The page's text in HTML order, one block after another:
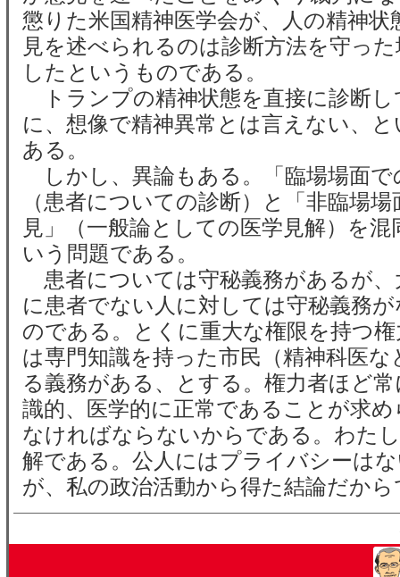
懲りた米国精神医学会が、人の精神状
見を述べられるのは診断方法を守っ
したというものである。
トランプの精神状態を直接に診断し
に、想像で精神異常とは言えない、
ある。
しかし、異論もある。「臨場場面で
（患者についての診断）と「非臨場
見」（一般論としての医学見解）を
いう問題である。
患者については守秘義務があるが、
に患者でない人に対しては守秘義務
のである。とくに重大な権限を持つ
は専門知識を持った市民（精神科医な
る義務がある、とする。権力者ほど
識的、医学的に正常であることが求
なければならないからである。わた
解である。公人にはプライバシーは
が、私の政治活動から得た結論だか